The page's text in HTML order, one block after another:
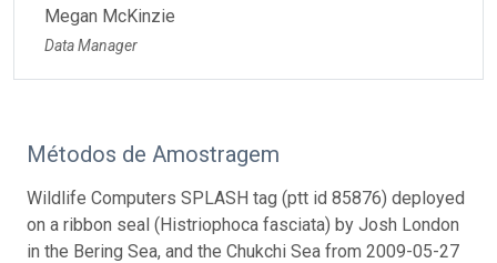
Megan McKinzie
Data Manager
Métodos de Amostragem
Wildlife Computers SPLASH tag (ptt id 85876) deployed
on a ribbon seal (Histriophoca fasciata) by Josh London
in the Bering Sea, and the Chukchi Sea from 2009-05-27